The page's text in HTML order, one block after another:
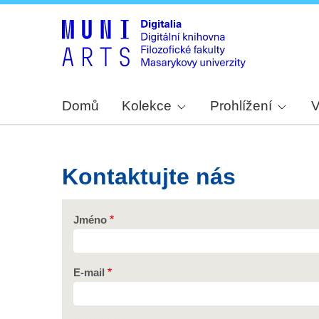
Domů Kolekce Prohlížení
Kontaktujte nás
Jméno
E-mail